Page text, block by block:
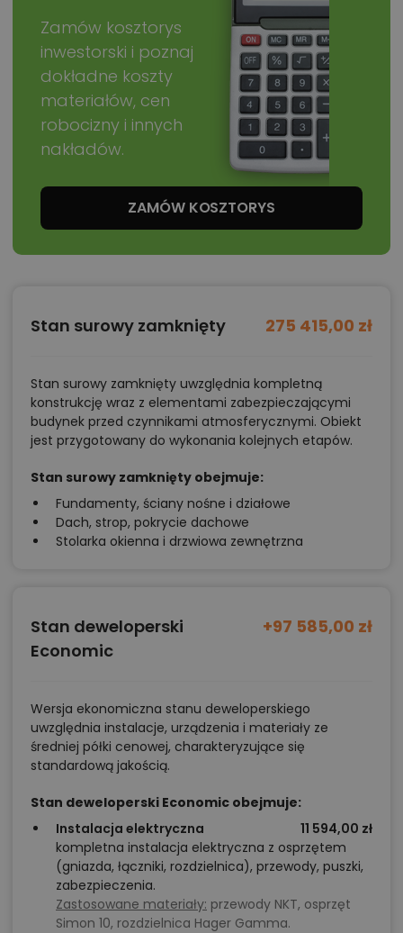
Zamów kosztorys
inwestorski i poznaj
dokładne koszty
materiałów, cen
robocizny i innych
nakładów.
ZAMÓW KOSZTORYS
Stan surowy zamknięty 275 415,00 zł
Stan surowy zamknięty uwzględnia kompletną
konstrukcję wraz z elementami zabezpieczającymi
budynek przed czynnikami atmosferycznymi. Obiekt
jest przygotowany do wykonania kolejnych etapów.
Stan surowy zamknięty obejmuje:
Fundamenty, ściany nośne i działowe
Dach, strop, pokrycie dachowe
Stolarka okienna i drzwiowa zewnętrzna
Stan deweloperski
Economic
+97 585,00 zł
Wersja ekonomiczna stanu deweloperskiego
uwzględnia instalacje, urządzenia i materiały ze
średniej półki cenowej, charakteryzujące się
standardową jakością.
Stan deweloperski Economic obejmuje:
Instalacja elektryczna
11 594,00 zł
kompletna instalacja elektryczna z osprzętem
(gniazda, łączniki, rozdzielnica), przewody, puszki,
zabezpieczenia.
Zastosowane materiały: przewody NKT, osprzęt
Simon 10, rozdzielnica Hager Gamma.